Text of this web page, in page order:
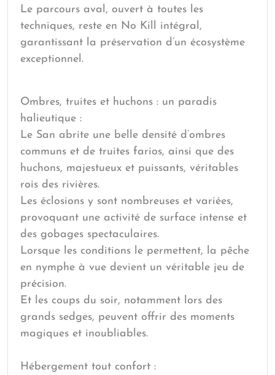
Le parcours aval, ouvert à toutes les
techniques, reste en No Kill intégral,
garantissant la préservation d’un écosystème
exceptionnel.
Ombres, truites et huchons : un paradis
halieutique :
Le San abrite une belle densité d’ombres
communs et de truites farios, ainsi que des
huchons, majestueux et puissants, véritables
rois des rivières.
Les éclosions y sont nombreuses et variées,
provoquant une activité de surface intense et
des gobages spectaculaires.
Lorsque les conditions le permettent, la pêche
en nymphe à vue devient un véritable jeu de
précision.
Et les coups du soir, notamment lors des
grands sedges, peuvent offrir des moments
magiques et inoubliables.
Hébergement tout confort :